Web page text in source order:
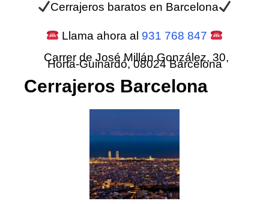
Cerrajeros baratos en Barcelona
Llama ahora al 931 768 847
Carrer de José Millán González, 30,
Horta-Guinardó, 08024 Barcelona
Cerrajeros Barcelona